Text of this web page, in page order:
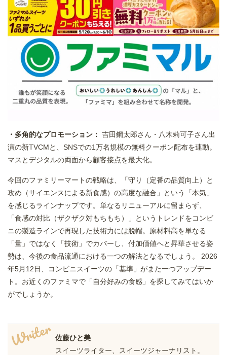
・多角的なプロモーション： 吉田鋼太郎さん・八木莉可子さん出
演の新TVCMと、SNSでの1万名規模の無料クーポン配布を連動。
マスとデジタルの両面から顧客接点を最大化。
今回のファミリーマートの戦略は、「守り（定番の品質向上）と
攻め（サイエンスによる新食感）の高度な融合」という「本気」
を感じるラインナップです。単なるリニューアルに留まらず、
「食感の対比（ザクザク対もちもち）」というトレンドをコンビ
ニの製造ラインで再現した技術力には脱帽。原材料高を単なる
「量」ではなく「技術」でカバーし、付加価値へと昇華させる姿
勢は、今後の食品流通における一つの解法となるでしょう。 2026
年5月12日、コンビニスイーツの「基準」がまた一つアップデー
ト。お近くのファミマで「自分好みの食感」を探してみてはいか
がでしょうか。
Writer 佐藤ひと美
スイーツライター、スイーツジャーナリスト。